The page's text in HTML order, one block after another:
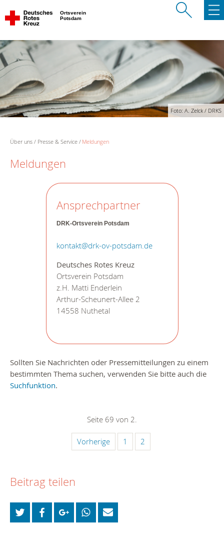
Ortsverein
Potsdam
Foto: A. Zelck / DRKS
Über uns Presse & Service Meldungen
Meldungen
Ansprechpartner
DRK-Ortsverein Potsdam
kontakt@drk-ov-potsdam.de
Deutsches Rotes Kreuz
Ortsverein Potsdam
z.H. Matti Enderlein
Arthur-Scheunert-Allee 2
14558 Nuthetal
Sollten Sie Nachrichten oder Pressemitteilungen zu einem
bestimmten Thema suchen, verwenden Sie bitte auch die
Suchfunktion.
Seite 69 von 2.
Vorherige 1 2
Beitrag teilen